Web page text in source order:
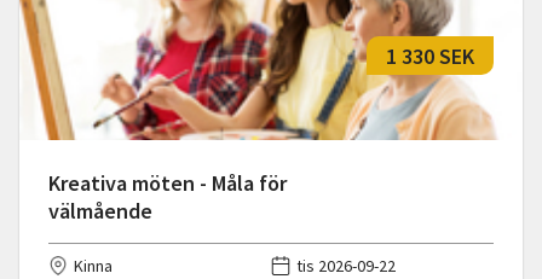
Kreativa möten - Måla för
välmående
1 330 SEK
Kinna
tis 2026-09-22